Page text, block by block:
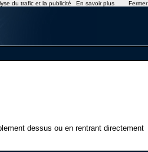
dessus ou en rentrant directement
du trafic et la publicité En savoir plus Fermer